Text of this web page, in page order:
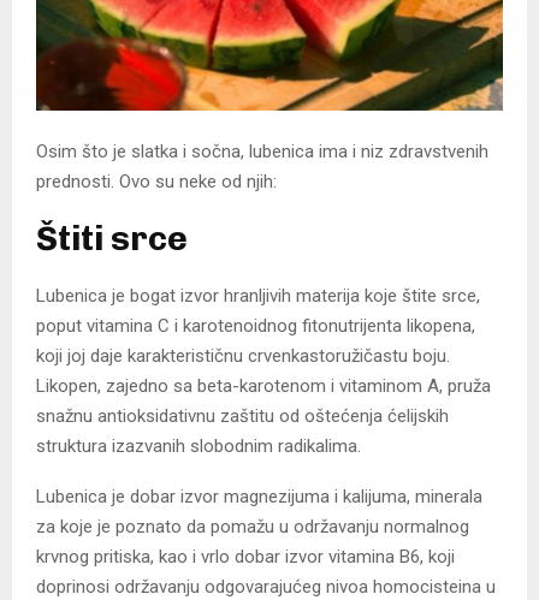
Osim što je slatka i sočna, lubenica ima i niz zdravstvenih
prednosti. Ovo su neke od njih:
Štiti srce
Lubenica je bogat izvor hranljivih materija koje štite srce,
poput vitamina C i karotenoidnog fitonutrijenta likopena,
koji joj daje karakterističnu crvenkastoružičastu boju.
Likopen, zajedno sa beta-karotenom i vitaminom A, pruža
snažnu antioksidativnu zaštitu od oštećenja ćelijskih
struktura izazvanih slobodnim radikalima.
Lubenica je dobar izvor magnezijuma i kalijuma, minerala
za koje je poznato da pomažu u održavanju normalnog
krvnog pritiska, kao i vrlo dobar izvor vitamina B6, koji
doprinosi održavanju odgovarajućeg nivoa homocisteina u